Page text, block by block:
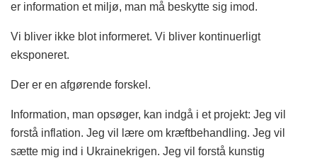
er information et miljø, man må beskytte sig imod.
Vi bliver ikke blot informeret. Vi bliver kontinuerligt
eksponeret.
Der er en afgørende forskel.
Information, man opsøger, kan indgå i et projekt: Jeg vil
forstå inflation. Jeg vil lære om kræftbehandling. Jeg vil
sætte mig ind i Ukrainekrigen. Jeg vil forstå kunstig